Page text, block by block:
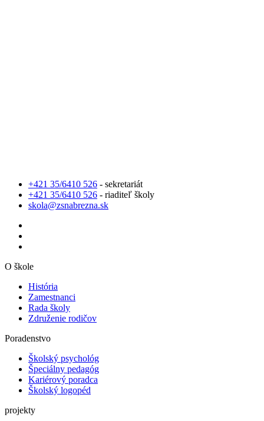
+421 35/6410 526 - sekretariát
+421 35/6410 526 - riaditeľ školy
skola@zsnabrezna.sk
O škole
História
Zamestnanci
Rada školy
Združenie rodičov
Poradenstvo
Školský psychológ
Špeciálny pedagóg
Kariérový poradca
Školský logopéd
projekty